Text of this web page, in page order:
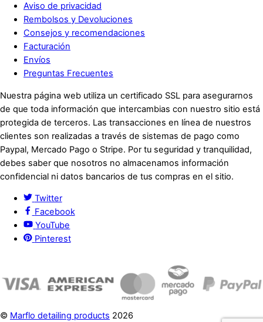
Aviso de privacidad
Rembolsos y Devoluciones
Consejos y recomendaciones
Facturación
Envíos
Preguntas Frecuentes
Nuestra página web utiliza un certificado SSL para asegurarnos
de que toda información que intercambias con nuestro sitio está
protegida de terceros. Las transacciones en línea de nuestros
clientes son realizadas a través de sistemas de pago como
Paypal, Mercado Pago o Stripe. Por tu seguridad y tranquilidad,
debes saber que nosotros no almacenamos información
confidencial ni datos bancarios de tus compras en el sitio.
Twitter
Facebook
YouTube
Pinterest
© Marflo detailing products 2026